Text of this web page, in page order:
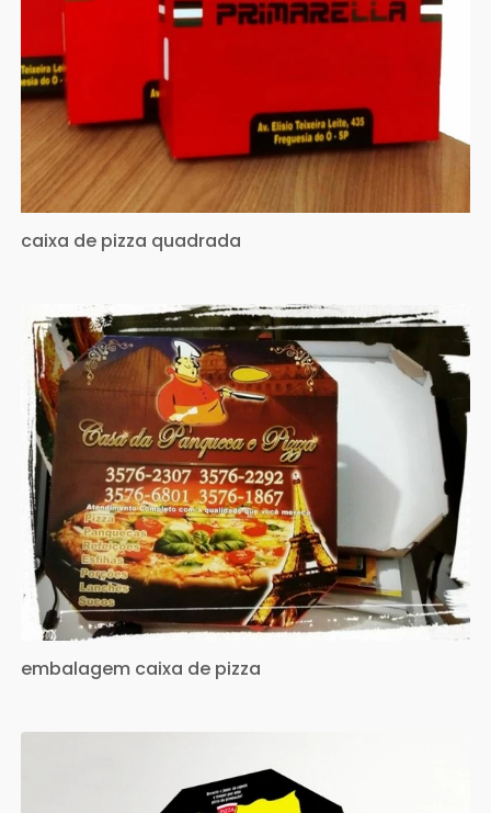
caixa de pizza quadrada
embalagem caixa de pizza